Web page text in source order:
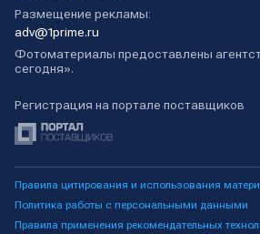
Размещение рекламы:
adv@1prime.ru
Фотоматериалы предоставлены
сегодня».
Регистрация на портале поставщиков
Правила цитирования и использования
Политика работы с персональными данными
Правила применения рекомендательных